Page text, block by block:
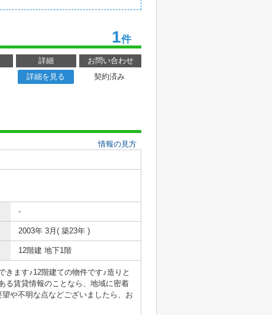
1件
詳細
お問い合わせ
詳細を見る
契約済み
情報の見方
-
2003年 3月( 築23年 )
12階建 地下1階
きます♪12階建ての物件です♪造りと
る賃貸情報のことなら、地域に密着
や不明な点などございましたら、お